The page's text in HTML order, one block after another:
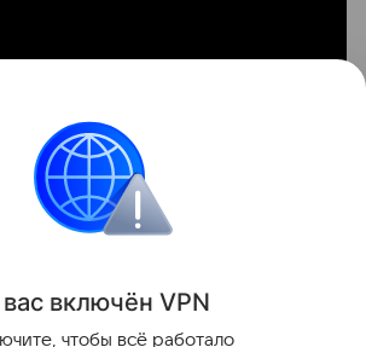
техцентра
за техническую консультацию и
видеосъемок.
включён VPN
чтобы всё работало